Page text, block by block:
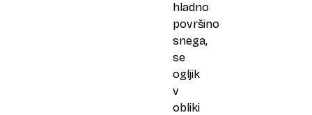
hladno
površino
snega,
se
ogljik
v
obliki